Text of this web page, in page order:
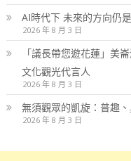
AI時代下 未來的方向仍
2026 年 8 月 3 日
「議長帶您遊花蓮」美
文化觀光代言人
2026 年 8 月 3 日
無須觀眾的凱旋：普趣
2026 年 8 月 3 日